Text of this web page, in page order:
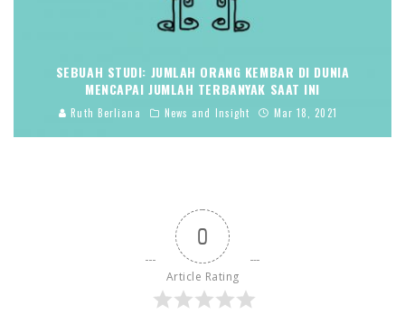
SEBUAH STUDI: JUMLAH ORANG KEMBAR DI DUNIA
MENCAPAI JUMLAH TERBANYAK SAAT INI
Ruth Berliana News and Insight Mar 18, 2021
0
Article Rating